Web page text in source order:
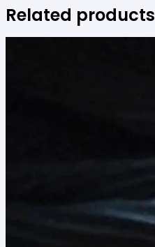
Related products